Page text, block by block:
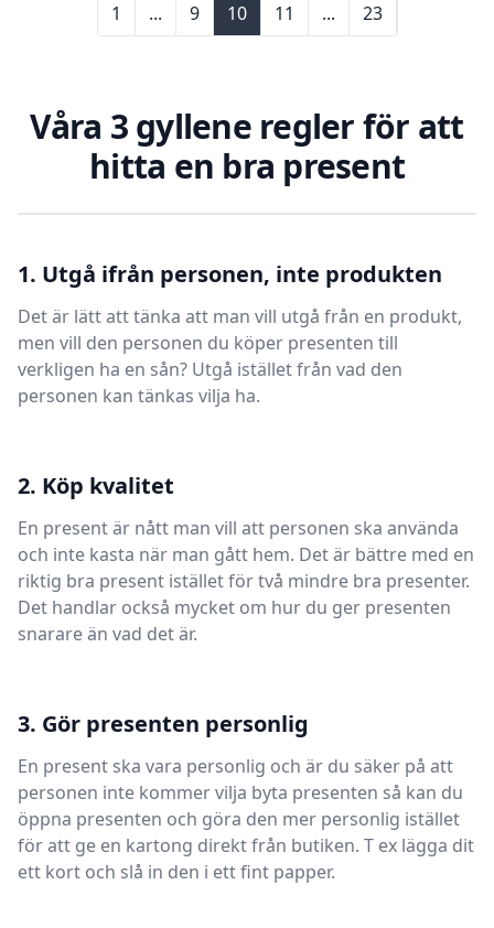
1 ... 9 10 11 ... 23
Våra 3 gyllene regler för att
hitta en bra present
1. Utgå ifrån personen, inte produkten
Det är lätt att tänka att man vill utgå från en produkt,
men vill den personen du köper presenten till
verkligen ha en sån? Utgå istället från vad den
personen kan tänkas vilja ha.
2. Köp kvalitet
En present är nått man vill att personen ska använda
och inte kasta när man gått hem. Det är bättre med en
riktig bra present istället för två mindre bra presenter.
Det handlar också mycket om hur du ger presenten
snarare än vad det är.
3. Gör presenten personlig
En present ska vara personlig och är du säker på att
personen inte kommer vilja byta presenten så kan du
öppna presenten och göra den mer personlig istället
för att ge en kartong direkt från butiken. T ex lägga dit
ett kort och slå in den i ett fint papper.